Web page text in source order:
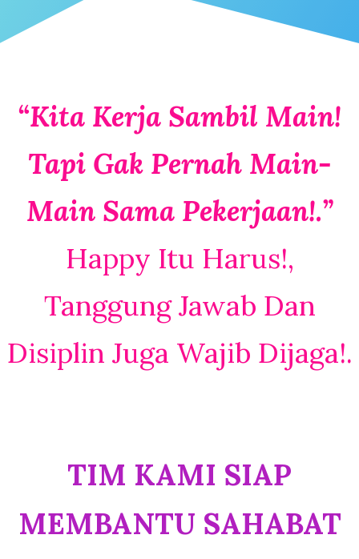
“Kita Kerja Sambil Main!
Tapi Gak Pernah Main-
Main Sama Pekerjaan!.”
Happy Itu Harus!,
Tanggung Jawab Dan
Disiplin Juga Wajib Dijaga!.
TIM KAMI SIAP
MEMBANTU SAHABAT